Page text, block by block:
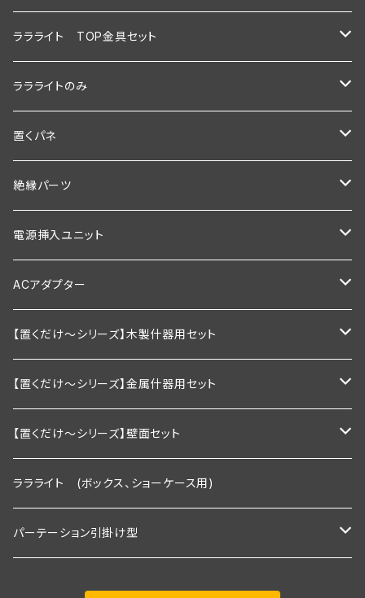
1200ｍｍ
600ｍｍ以下
900ｍｍ以下
1200ｍｍ以下
900ｍｍ
1200ｍｍ
600ｍｍ以下
900ｍｍ以下
1200ｍｍ以下
600mm
900mm
1200ｍｍ
600mm以下
900mm以下
1200mm以下
ララライト TOP金具セット
600ｍｍ
900ｍｍ
1200ｍｍ
600ｍｍ以下
900ｍｍ以下
1200ｍｍ以下
ララライトのみ
600ｍｍ
900ｍｍ
1200ｍｍ
600ｍｍ以下
900ｍｍ以下
1200ｍｍ以下
置くパネ
棚板幅600×奥行200ｍｍ
棚板幅600×奥行250ｍｍ
棚板幅900×奥行200ｍｍ
棚板幅900×奥行250ｍｍ
棚板幅1200×奥行200ｍｍ
棚板幅1200×奥行250ｍｍ
絶縁パーツ
シングルタイプ
ダブルタイプ
絶縁引掛けタイプ
電源挿入ユニット
通常型
調光器付き
ACアダプター
業務用
家庭用向け
【置くだけ～シリーズ】木製什器用セット
2段セット
2段セット＋トップライト付き
3段セット
３段セット＋トップライト付き
【置くだけ～シリーズ】金属什器用セット
Ｒシリーズ 30ｃｍ板・置くピカタイプ
２段タイプ 埋込照明付き棚板×2枚＋棚板
３段タイプ 埋込照明付き棚板×３枚＋棚板
Ｒシリーズ 30ｃｍ板・埋込タイプ
２段タイプ 埋込照明付き棚板×2枚＋棚板
Ｓシリーズ 30ｃｍ板・置くピカタイプ
【置くだけ～シリーズ】壁面セット
Rシリーズ 【既存】タイプ
2段用タイプ
Rシリーズ 【新規】30ｃｍ板・埋込タイプ
ララライト (ボックス、ショーケース用)
パーテーション引掛け型